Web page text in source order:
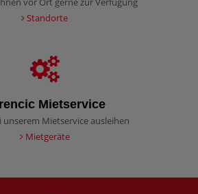
Standorte
Mietservice
unserem Mietservice ausleihen
Mietgeräte